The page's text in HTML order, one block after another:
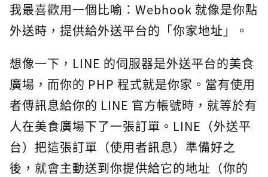
我最喜歡用一個比喻：Webhook 就像是你點
外送時，提供給外送平台的「你家地址」。
想像一下，LINE 的伺服器是外送平台的美食
廣場，而你的 PHP 程式就是你家。當有使用
者傳訊息給你的 LINE 官方帳號時，就等於有
人在美食廣場下了一張訂單。LINE（外送平
台）把這張訂單（使用者訊息）準備好之
後，就會主動送到你提供給它的地址（你的